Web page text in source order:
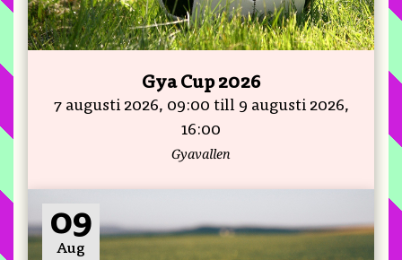
Gya Cup 2026
7 augusti 2026, 09:00 till 9 augusti 2026,
16:00
Gyavallen
09
Aug